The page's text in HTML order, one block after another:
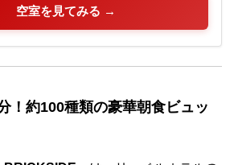
空室を見てみる →
！約100種類の豪華朝食ビュッ